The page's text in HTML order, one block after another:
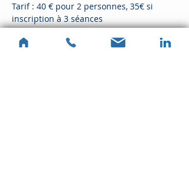
Tarif : 40 € pour 2 personnes, 35€ si
inscription à 3 séances
15€ en plus par personne
supplémentaire